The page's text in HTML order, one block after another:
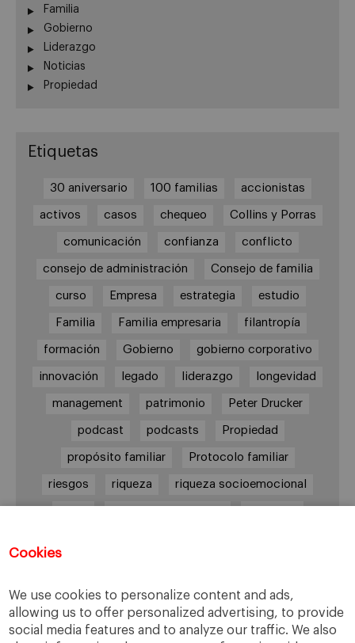
Cookies
We use cookies to personalize content and ads,
allowing us to offer personalized advertising, to provide
social media features and to analyze our traffic. We also
Familia
Gobierno
Liderazgo
Noticias
Propiedad
Etiquetas
30 aniversario 100 familias accionistas
activos casos chequeo Collins y Porras
comunicación confianza conflicto
consejo de administración Consejo de familia
curso Empresa estrategia estudio
Familia Familia empresaria filantropía
formación Gobierno gobierno corporativo
innovación legado liderazgo longevidad
management patrimonio Peter Drucker
podcast podcasts Propiedad
propósito familiar Protocolo familiar
riesgos riqueza riqueza socioemocional
Enlaces